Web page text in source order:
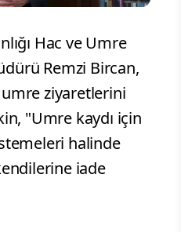
Hac ve Umre
Remzi Bircan,
ziyaretlerini
"Umre kaydı için
halinde
iade